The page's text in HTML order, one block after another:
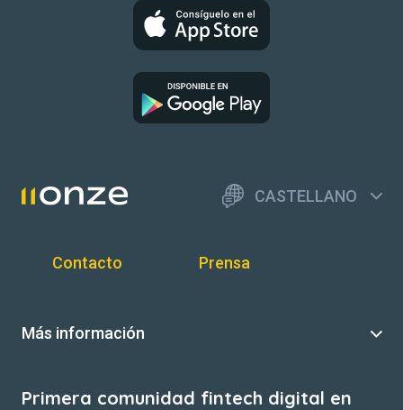
CASTELLANO
Contacto Prensa
Más información
Primera comunidad fintech digital en